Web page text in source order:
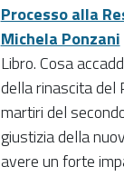
Processo alla
Michela Ponzani
Libro. Cosa
della rinascita del
martiri del
giustizia della
avere un forte